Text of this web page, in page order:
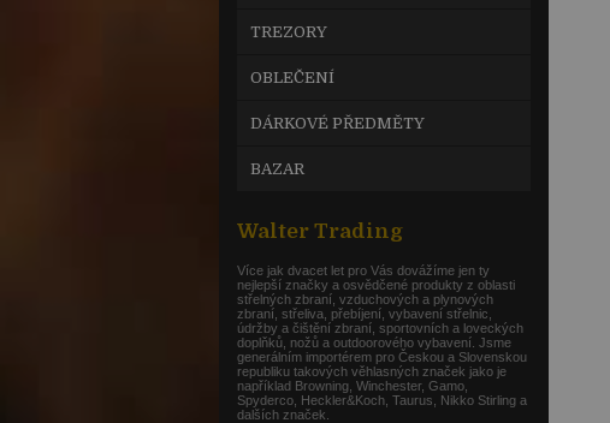
TREZORY
OBLEČENÍ
DÁRKOVÉ PŘEDMĚTY
BAZAR
Walter Trading
Více jak dvacet let pro Vás dovážíme jen ty
nejlepší značky a osvědčené produkty z oblasti
střelných zbraní, vzduchových a plynových
zbraní, střeliva, přebíjení, vybavení střelnic,
údržby a čištění zbraní, sportovních a loveckých
doplňků, nožů a outdoorového vybavení. Jsme
generálním importérem pro Českou a Slovenskou
republiku takových věhlasných značek jako je
například Browning, Winchester, Gamo,
Spyderco, Heckler&Koch, Taurus, Nikko Stirling a
dalších značek.